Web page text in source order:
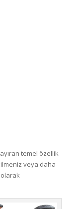
temel özellik
veya daha